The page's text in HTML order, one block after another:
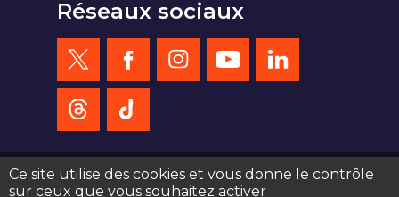
Réseaux sociaux
Ce site utilise des cookies et vous donne le contrôle
sur ceux que vous souhaitez activer